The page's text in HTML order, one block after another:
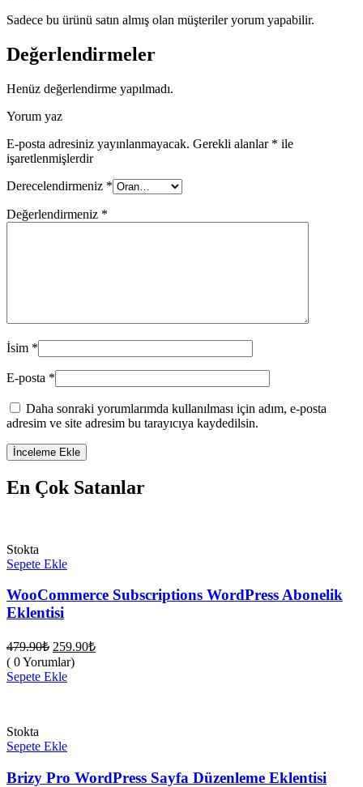
Sadece bu ürünü satın almış olan müşteriler yorum yapabilir.
Değerlendirmeler
Henüz değerlendirme yapılmadı.
Yorum yaz
E-posta adresiniz yayınlanmayacak. Gerekli alanlar * ile
işaretlenmişlerdir
Derecelendirmeniz *
Değerlendirmeniz *
İsim *
E-posta *
Daha sonraki yorumlarımda kullanılması için adım, e-posta
adresim ve site adresim bu tarayıcıya kaydedilsin.
En Çok Satanlar
Stokta
Sepete Ekle
WooCommerce Subscriptions WordPress Abonelik
Eklentisi
479.90₺ Orijinal
fiyat:
479.90₺.
259.90₺Şu
( 0 Yorumlar)
Sepete Ekle
Stokta
Sepete Ekle
Brizy Pro WordPress Sayfa Düzenleme Eklentisi